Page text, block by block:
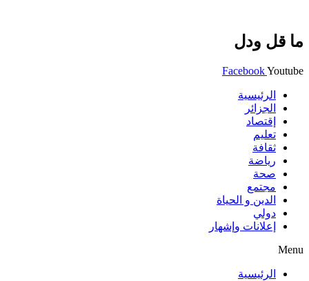
ما قل ودل
FacebookYoutube
الرئيسية
الجزائر
إقتصاد
تعليم
ثقافة
رياضة
صحة
مجتمع
الدين و الحياة
دولي
إعلانات وإشهار
Menu
الرئيسية